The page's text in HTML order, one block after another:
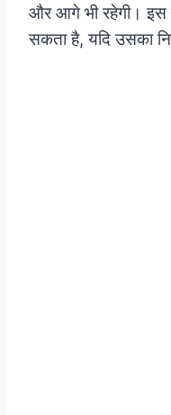
और आगे भी रहेगी। इस
सकता है, यदि उसका